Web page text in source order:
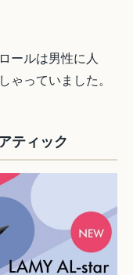
ールは男性に人
ゃっていました。
ティック